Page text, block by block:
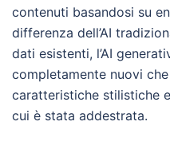
contenuti basandosi su
differenza dell’AI
dati esistenti, l’AI
completamente nuovi
caratteristiche stilistiche
cui è stata addestrata.